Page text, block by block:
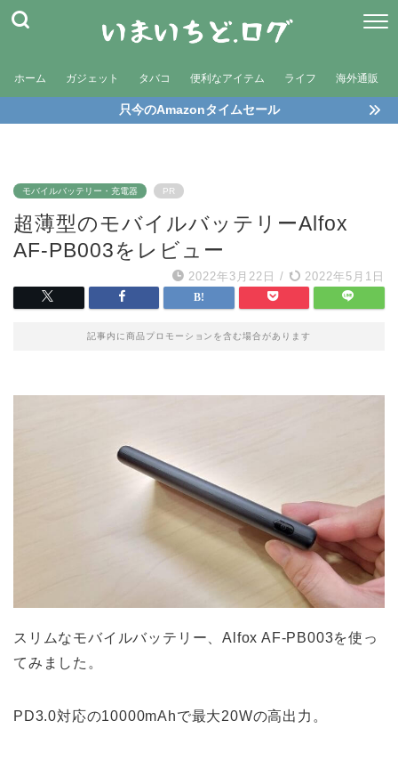
ホーム ガジェット タバコ 便利なアイテム ライフ 海外通販
只今のAmazonタイムセール
モバイルバッテリー・充電器 PR
超薄型のモバイルバッテリーAlfox
AF-PB003をレビュー
2022年3月22日 / 2022年5月1日
記事内に商品プロモーションを含む場合があります
スリムなモバイルバッテリー、Alfox AF-PB003を使っ
てみました。
PD3.0対応の10000mAhで最大20Wの高出力。